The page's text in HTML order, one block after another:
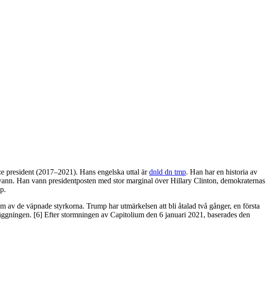
(2017–2021). Hans engelska uttal ärdnld dn tmp. Han har en historia av
Han vann presidentposten med stor marginal över Hillary Clinton, demokraternas
de väpnade styrkorna. Trump har utmärkelsen att bli åtalad två gånger, en första
[6] Efter stormningen av Capitolium den 6 januari 2021, baserades den